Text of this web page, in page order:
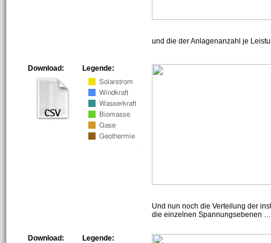
und die der Anlagenanzahl je
Legende:
Download:
Und nun noch die Verteilung der
die einzelnen Spannungsebenen
Legende:
Download: